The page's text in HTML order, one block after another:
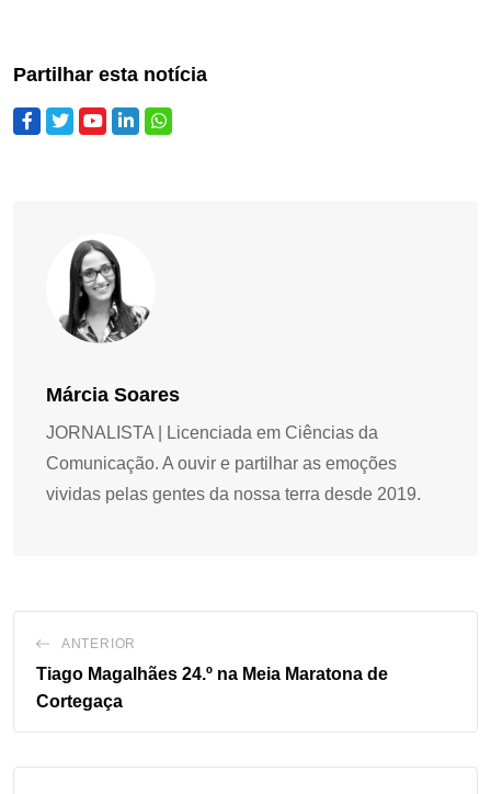
Partilhar esta notícia
Márcia Soares
JORNALISTA | Licenciada em Ciências da
Comunicação. A ouvir e partilhar as emoções
vividas pelas gentes da nossa terra desde 2019.
ANTERIOR
Tiago Magalhães 24.º na Meia Maratona de
Cortegaça